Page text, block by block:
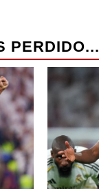
PERDIDO...